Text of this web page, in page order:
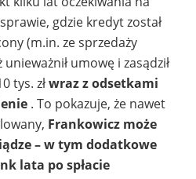
gdzie kredyt został
(m.in. ze sprzedaży
umowę i zasądził
tys. złwraz z odsetkami
. To pokazuje, że nawet
Frankowicz może
– w tym dodatkowe
lata po spłacie